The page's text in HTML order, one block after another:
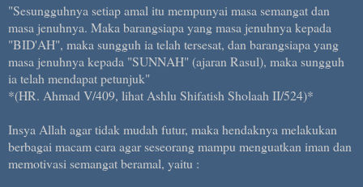
"Sesungguhnya setiap amal itu mempunyai masa semangat dan
masa jenuhnya. Maka barangsiapa yang masa jenuhnya kepada
"BID'AH", maka sungguh ia telah tersesat, dan barangsiapa yang
masa jenuhnya kepada "SUNNAH" (ajaran Rasul), maka sungguh
ia telah mendapat petunjuk"
*(HR. Ahmad V/409, lihat Ashlu Shifatish Sholaah II/524)*
Insya Allah agar tidak mudah futur, maka hendaknya melakukan
berbagai macam cara agar seseorang mampu menguatkan iman dan
memotivasi semangat beramal, yaitu :